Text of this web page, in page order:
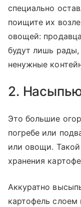
специально
поищите их
овощей:
будут лишь рады,
ненужные
2.
Это большие
погребе или
или овощи.
хранения
Аккуратно
картофель